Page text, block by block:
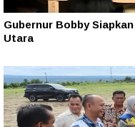
Gubernur Bobby
Utara